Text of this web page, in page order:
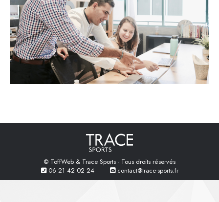
© ToffWeb & Trace Sports - Tous droits réservés
06 21 42 02 24
contact@trace-sports.fr